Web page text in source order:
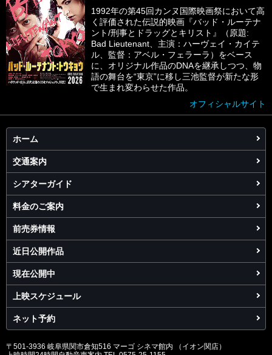
1992年の第45回カンヌ国際映画祭において高
く評価された伝説的映画『バッド・ルーテナ
ント/刑事とドラッグとキリスト』（原題:
Bad Lieutenant、主演：ハーヴェイ・カイテ
ル、監督：アベル・フェラーラ）をベース
に、オリジナル作品のDNAを継承しつつ、物
語の舞台を“東京”に移し三池監督が新たな形
で生まれ変わらせた作品。
オフィシャルサイト
ホーム
交通案内
シアターガイド
料金のご案内
前売券情報
近日公開作品
現在公開中
上映スケジュール
ネット予約
〒501-3936 岐阜県関市倉知516 マーゴ シネマ館内 （イオン関店）